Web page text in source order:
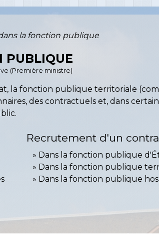
la fonction publique
PUBLIQUE
(Première ministre)
la fonction publique territoriale
des contractuels et, dans
Recrutement d'un
Dans la fonction publique
Dans la fonction publique
Dans la fonction publique